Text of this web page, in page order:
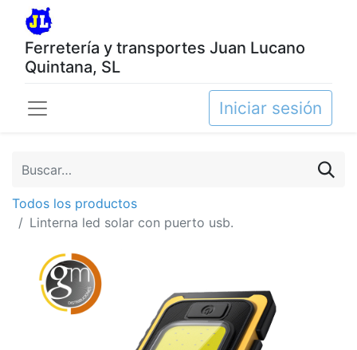
Ferretería y transportes Juan Lucano
Quintana, SL
Iniciar sesión
Todos los productos
Linterna led solar con puerto usb.